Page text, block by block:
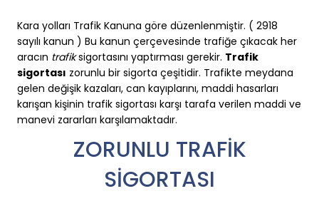
Kara yolları Trafik Kanuna göre düzenlenmiştir. ( 2918
sayılı kanun ) Bu kanun çerçevesinde trafiğe çıkacak her
aracın trafiksigortasını yaptırması gerekir. Trafik
sigortası zorunlu bir sigorta çeşitidir. Trafikte meydana
gelen değişik kazaları, can kayıplarını, maddi hasarları
karışan kişinin trafik sigortası karşı tarafa verilen maddi ve
manevi zararları karşılamaktadır.
ZORUNLU TRAFİK
SİGORTASI